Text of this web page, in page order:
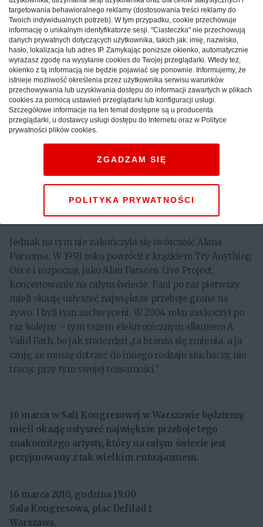
Paul McCartney, ale naprawdę głośno zaczęto o nim
mówić po wydaniu Dark Side Of The Moon zespołu Pink
Floyd, za którą otrzymał swoją pierwszą nominację do
Grammy. W 1975 roku postanowił założyć, wspólnie z
autorem tekstów Erickiem Woolfsonem, swoją własną
formację – The Alan Parsons Project. W 1976 roku wydali
debiutancki album, zainspirowany twórczością Edgara
Allana Poe, Tales of Mystery Imagination, następnie w
sprzedaży pojawiały się I, Robot, Pyramid, czy Eve.
rozeszły się, wydali wspólnie 10 albumów, z których
każdy pokrywał się złotem i platyną niemal na całym
świecie, za które zdobyli wiele prestiżowych nagród i
Jednak na tym nie zakończyła się twórczość Alana
Parsonsa. W 1993 roku powrócił z krążkiem Try Anything
Once i rozpoczął, jako Alan Parsons Live Project,
koncertowanie na całym świecie. Fani po raz pierwszy
mieli okazję usłyszeć największe przeboje grane na
żywo. I byli tym zachwyceni. W 2004 roku zaskoczył po
raz kolejny – tym razem elektronicznym albumem A
Valid Path, bo jak stwierdził „ta branża się zmienia, a ja
czuję, że muszę dotrzeć do innego rodzaju słuchaczy, nie
tracąc przy tym swojej tożsamości.”
16 marca w Sali Kongresowej w Warszawie będziemy
mieli okazję usłyszeć największe przeboje tego
znakomitego artysty, który na całym świecie jest
przyjmowany z tak wielkim entuzjazmem.
16 marca 2010, godzina 19.00
Sala Kongresowa, plac Defilad 1
Warszawa,
targetowania behawioralnego reklamy (dostosowania treści reklamy do
Twoich indywidualnych potrzeb). W tym przypadku, cookie przechowuje
informację o unikalnym identyfikatorze sesji. "Ciasteczka" nie przechowują
danych prywatnych dotyczących użytkownika, takich jak: imię, nazwisko,
hasło, lokalizacja lub adres IP. Zamykając poniższe okienko, automatycznie
wyrażasz zgodę na wysyłanie cookies do Twojej przeglądarki. Wtedy też,
okienko z tą informacją nie będzie pojawiać się ponownie. Informujemy, że
istnieje możliwość określenia przez użytkownika serwisu warunków
przechowywania lub uzyskiwania dostępu do informacji zawartych w plikach
cookies za pomocą ustawień przeglądarki lub konfiguracji usługi.
Szczegółowe informacje na ten temat dostępne są u producenta
przeglądarki, u dostawcy usługi dostępu do Internetu oraz w Polityce
prywatności plików cookies.
POLITYKA PRYWATNOŚCI
ZGADZAM SIĘ